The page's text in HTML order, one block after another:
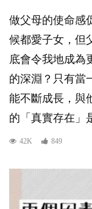
做父母的使命感
候都愛子女，但
底會令我地成為
的深淵？只有當
能不斷成長，與
的「真實存在」
42K 849